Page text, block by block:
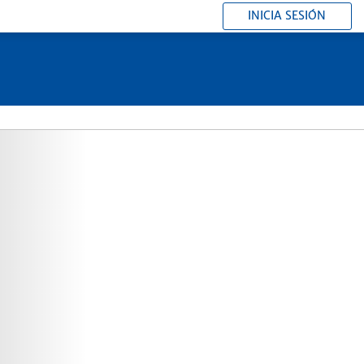
INICIA SESIÓN